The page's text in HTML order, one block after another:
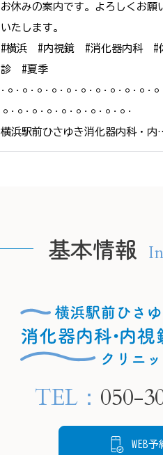
お休みの案内です。よろしくお願
いたします。
#横浜　#内視鏡　#消化器内科　#
診　#夏季
𐄙𐄁𐄙𐄁𐄙𐄁𐄙𐄁𐄙𐄁𐄙𐄁𐄙𐄁𐄙𐄁𐄙𐄁
横浜駅前ひさゆき消化器内科・内
鏡クリニック
プロフィールリンクからご覧く
〒220-0005
神奈川県横浜市西区南幸２丁目１
CeeU Yokohama9階
基本情報
TEL： 050-
WEB予